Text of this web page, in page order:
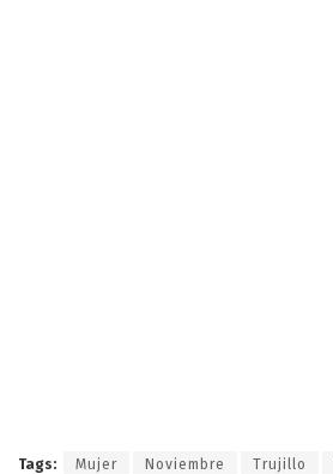
Tags: Mujer Noviembre Trujillo